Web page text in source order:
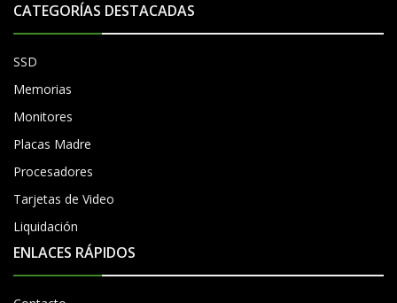
CATEGORÍAS DESTACADAS
SSD
Memorias
Monitores
Placas Madre
Procesadores
Tarjetas de Video
Liquidación
ENLACES RÁPIDOS